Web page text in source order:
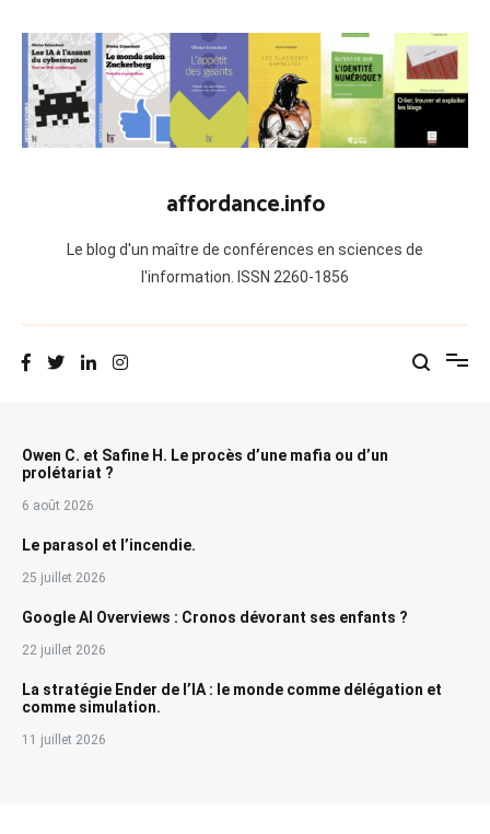
contenu
affordance.info
Le blog d'un maître de conférences en sciences de
l'information. ISSN 2260-1856
Owen C. et Safine H. Le procès d’une mafia ou d’un
prolétariat ?
6 août 2026
Le parasol et l’incendie.
25 juillet 2026
Google AI Overviews : Cronos dévorant ses enfants ?
22 juillet 2026
La stratégie Ender de l’IA : le monde comme délégation et
comme simulation.
11 juillet 2026